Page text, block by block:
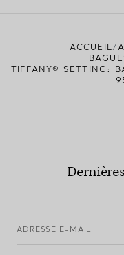
ACCUEIL
TIFFANY® SETTING:
ADRESSE E-MAIL